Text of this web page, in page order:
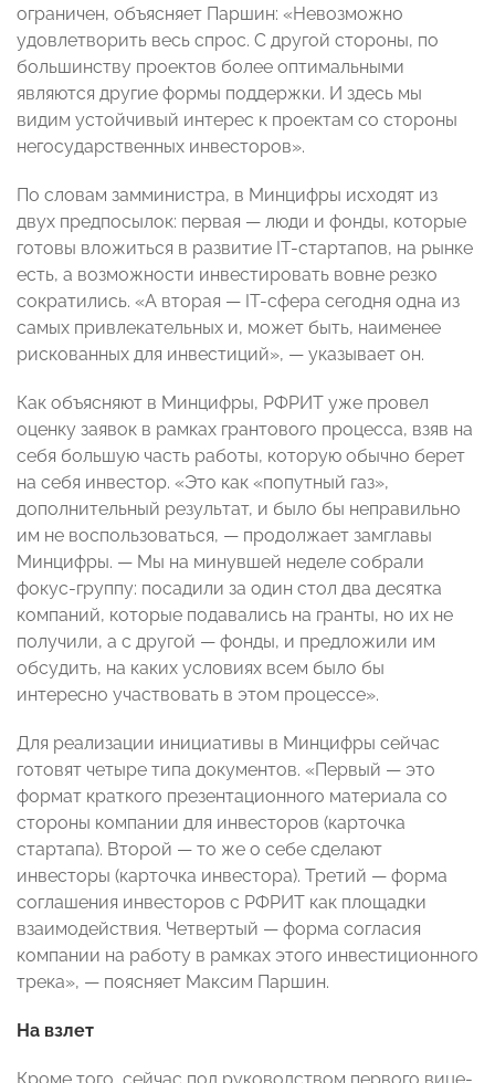
ограничен, объясняет Паршин: «Невозможно
удовлетворить весь спрос. С другой стороны, по
большинству проектов более оптимальными
являются другие формы поддержки. И здесь мы
видим устойчивый интерес к проектам со стороны
негосударственных инвесторов».
По словам замминистра, в Минцифры исходят из
двух предпосылок: первая — люди и фонды, которые
готовы вложиться в развитие IТ-стартапов, на рынке
есть, а возможности инвестировать вовне резко
сократились. «А вторая — IT-сфера сегодня одна из
самых привлекательных и, может быть, наименее
рискованных для инвестиций», — указывает он.
Как объясняют в Минцифры, РФРИТ уже провел
оценку заявок в рамках грантового процесса, взяв на
себя большую часть работы, которую обычно берет
на себя инвестор. «Это как «попутный газ»,
дополнительный результат, и было бы неправильно
им не воспользоваться, — продолжает замглавы
Минцифры. — Мы на минувшей неделе собрали
фокус-группу: посадили за один стол два десятка
компаний, которые подавались на гранты, но их не
получили, а с другой — фонды, и предложили им
обсудить, на каких условиях всем было бы
интересно участвовать в этом процессе».
Для реализации инициативы в Минцифры сейчас
готовят четыре типа документов. «Первый — это
формат краткого презентационного материала со
стороны компании для инвесторов (карточка
стартапа). Второй — то же о себе сделают
инвесторы (карточка инвестора). Третий — форма
соглашения инвесторов с РФРИТ как площадки
взаимодействия. Четвертый — форма согласия
компании на работу в рамках этого инвестиционного
трека», — поясняет Максим Паршин.
На взлет